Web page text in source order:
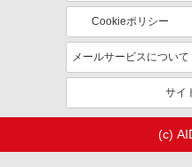
Cookieポリシー
メールサービスについて
サイ
(c)